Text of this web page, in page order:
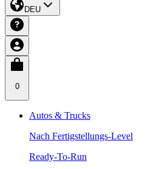
DEU
0
Autos & Trucks
Nach Fertigstellungs-Level
Ready-To-Run